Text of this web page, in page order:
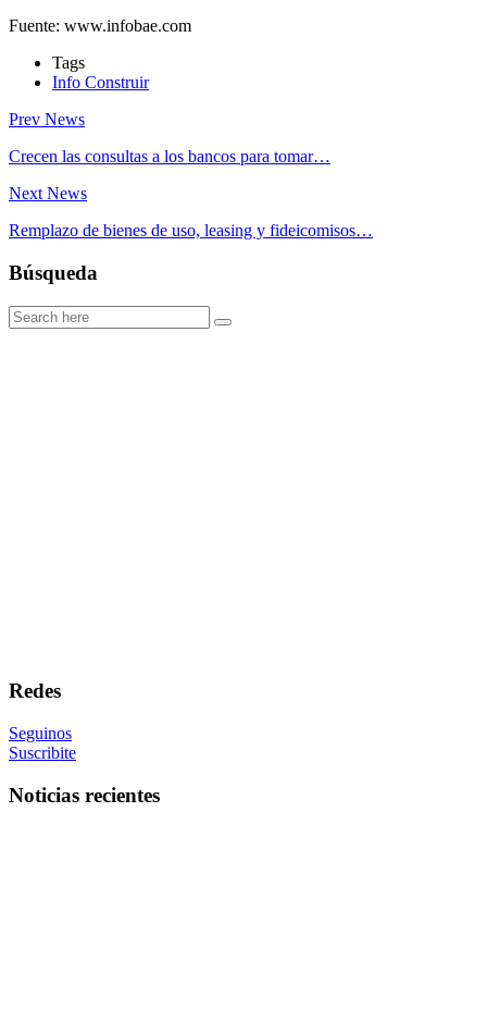
Fuente: www.infobae.com
Tags
Info Construir
Prev News
Crecen las consultas a los bancos para tomar…
Next News
Remplazo de bienes de uso, leasing y fideicomisos…
Búsqueda
Redes
Seguinos
Suscribite
Noticias recientes